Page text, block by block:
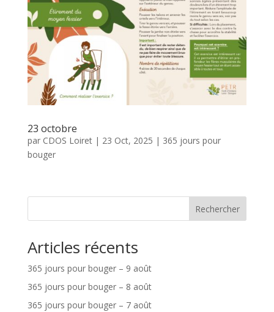
23 octobre
par CDOS Loiret| 23 Oct, 2025 | 365 jours pour
bouger
Rechercher
Articles récents
365 jours pour bouger – 9 août
365 jours pour bouger – 8 août
365 jours pour bouger – 7 août